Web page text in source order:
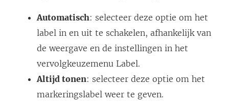
Automatisch: selecteer deze optie om het
label in en uit te schakelen, afhankelijk van
de weergave en de instellingen in het
vervolgkeuzemenu Label.
Altijd tonen: selecteer deze optie om het
markeringslabel weer te geven.